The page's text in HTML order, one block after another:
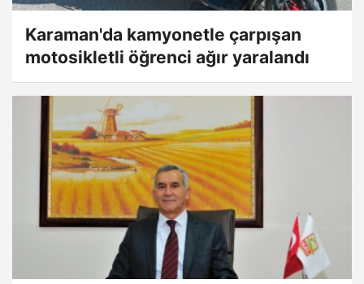
Karaman'da kamyonetle çarpışan
motosikletli öğrenci ağır yaralandı